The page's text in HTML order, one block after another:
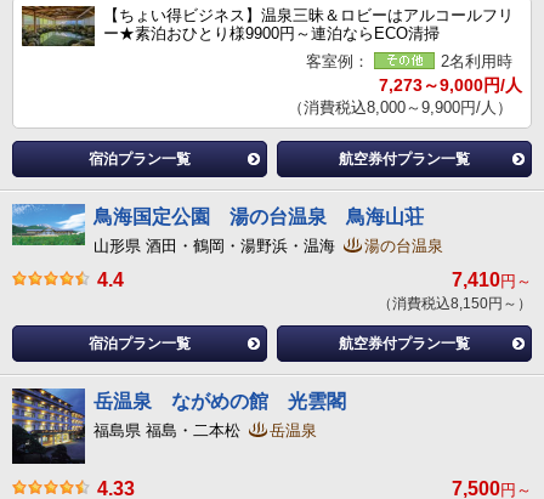
【ちょい得ビジネス】温泉三昧＆ロビーはアルコールフリ
ー★素泊おひとり様9900円～連泊ならECO清掃
客室例：
2名利用時
7,273～9,000円/人
（消費税込8,000～9,900円/人）
宿泊プラン一覧 航空券付プラン一覧
鳥海国定公園 湯の台温泉 鳥海山荘
山形県 酒田・鶴岡・湯野浜・温海 湯の台温泉
4.4 7,410円～
（消費税込8,150円～）
宿泊プラン一覧 航空券付プラン一覧
岳温泉 ながめの館 光雲閣
福島県 福島・二本松 岳温泉
4.33 7,500円～